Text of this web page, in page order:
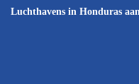
Luchthavens in Honduras